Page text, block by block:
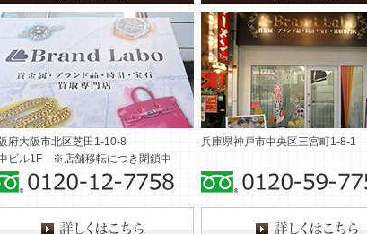
府大阪市北区芝田1-10-8
ビル1F ※店舗移転につき閉鎖中
兵庫県神戸市中央区三宮町1-8-1